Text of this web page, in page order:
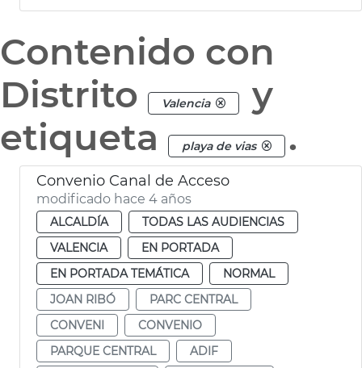
Contenido con
Distrito
Valencia
y
etiqueta
playa de vias .
Convenio Canal de Acceso
modificado hace 4 años
ALCALDÍA
TODAS LAS AUDIENCIAS
VALENCIA
EN PORTADA
EN PORTADA TEMÁTICA
NORMAL
JOAN RIBÓ
PARC CENTRAL
CONVENI
CONVENIO
PARQUE CENTRAL
ADIF